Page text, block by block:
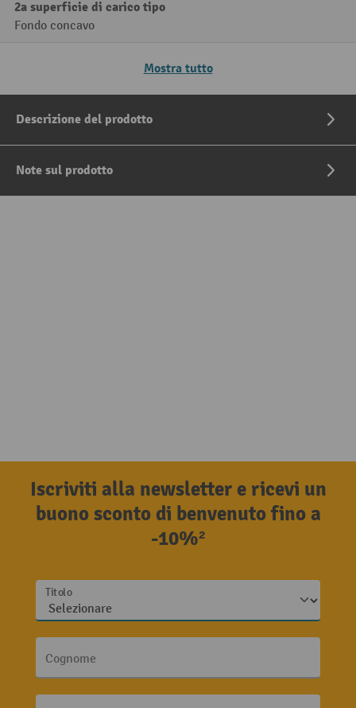
2a superficie di carico tipo
Fondo concavo
Mostra tutto
Descrizione del prodotto
Note sul prodotto
Iscriviti alla newsletter e ricevi un
buono sconto di benvenuto fino a
-10%²
Titolo
Cognome